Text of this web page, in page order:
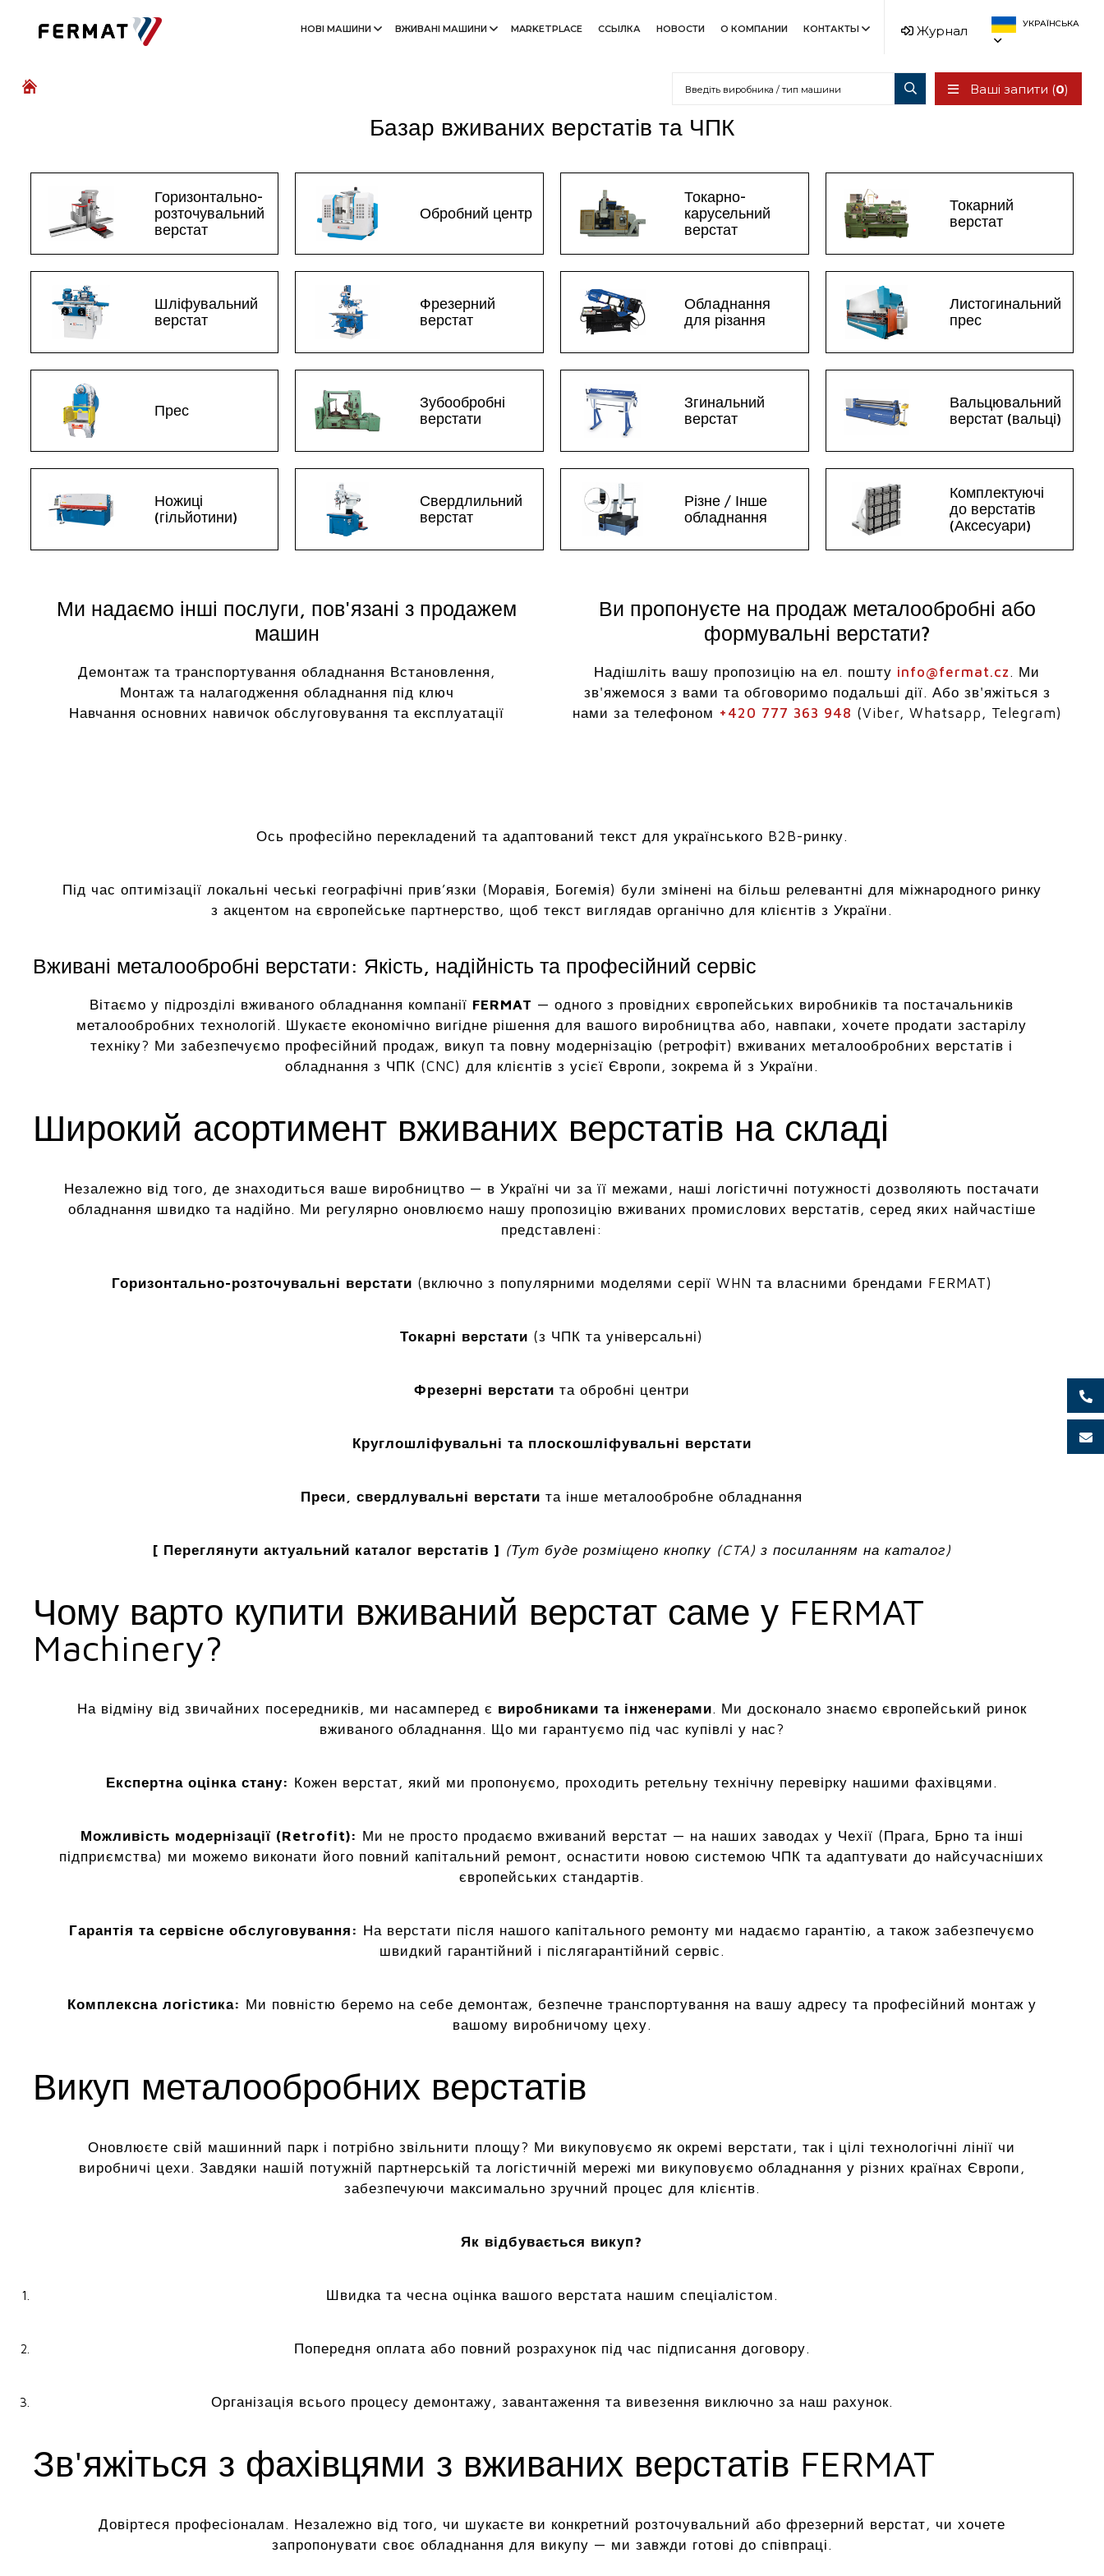
НОВІ МАШИНИ ВЖИВАНІ МАШИНИ MARKETPLACE ССЫЛКА НОВОСТИ О КОМПАНИИ КОНТАКТЫ Журнал УКРАЇНСЬКА
Ваші запити (0)
Базар вживаних верстатів та ЧПК
Горизонтально-
розточувальний
верстат
Обробний центр
Токарно-
карусельний
верстат
Токарний
верстат
Шліфувальний
верстат
Фрезерний
верстат
Обладнання
для різання
Листогинальний
прес
Прес
Зубообробні
верстати
Згинальний
верстат
Вальцювальний
верстат (вальці)
Ножиці
(гільйотини)
Свердлильний
верстат
Різне / Інше
обладнання
Комплектуючі
до верстатів
(Аксесуари)
Ми надаємо інші послуги, пов'язані з продажем
машин
Демонтаж та транспортування обладнання Встановлення,
Монтаж та налагодження обладнання під ключ
Навчання основних навичок обслуговування та експлуатації
Ви пропонуєте на продаж металообробні або
формувальні верстати?
Надішліть вашу пропозицію на ел. пошту info@fermat.cz. Ми
зв'яжемося з вами та обговоримо подальші дії. Або зв'яжіться з
нами за телефоном +420 777 363 948 (Viber, Whatsapp, Telegram)
Ось професійно перекладений та адаптований текст для українського B2B-ринку.
Під час оптимізації локальні чеські географічні прив’язки (Моравія, Богемія) були змінені на більш релевантні для міжнародного ринку
з акцентом на європейське партнерство, щоб текст виглядав органічно для клієнтів з України.
Вживані металообробні верстати: Якість, надійність та професійний сервіс
Вітаємо у підрозділі вживаного обладнання компанії FERMAT — одного з провідних європейських виробників та постачальників
металообробних технологій. Шукаєте економічно вигідне рішення для вашого виробництва або, навпаки, хочете продати застарілу
техніку? Ми забезпечуємо професійний продаж, викуп та повну модернізацію (ретрофіт) вживаних металообробних верстатів і
обладнання з ЧПК (CNC) для клієнтів з усієї Європи, зокрема й з України.
Широкий асортимент вживаних верстатів на складі
Незалежно від того, де знаходиться ваше виробництво — в Україні чи за її межами, наші логістичні потужності дозволяють постачати
обладнання швидко та надійно. Ми регулярно оновлюємо нашу пропозицію вживаних промислових верстатів, серед яких найчастіше
представлені:
Горизонтально-розточувальні верстати (включно з популярними моделями серії WHN та власними брендами FERMAT)
Токарні верстати (з ЧПК та універсальні)
Фрезерні верстати та обробні центри
Круглошліфувальні та плоскошліфувальні верстати
Преси, свердлувальні верстати та інше металообробне обладнання
[ Переглянути актуальний каталог верстатів ] (Тут буде розміщено кнопку (CTA) з посиланням на каталог)
Чому варто купити вживаний верстат саме у FERMAT
Machinery?
На відміну від звичайних посередників, ми насамперед є виробниками та інженерами. Ми досконало знаємо європейський ринок
вживаного обладнання. Що ми гарантуємо під час купівлі у нас?
Експертна оцінка стану: Кожен верстат, який ми пропонуємо, проходить ретельну технічну перевірку нашими фахівцями.
Можливість модернізації (Retrofit): Ми не просто продаємо вживаний верстат — на наших заводах у Чехії (Прага, Брно та інші
підприємства) ми можемо виконати його повний капітальний ремонт, оснастити новою системою ЧПК та адаптувати до найсучасніших
європейських стандартів.
Гарантія та сервісне обслуговування: На верстати після нашого капітального ремонту ми надаємо гарантію, а також забезпечуємо
швидкий гарантійний і післягарантійний сервіс.
Комплексна логістика: Ми повністю беремо на себе демонтаж, безпечне транспортування на вашу адресу та професійний монтаж у
вашому виробничому цеху.
Викуп металообробних верстатів
Оновлюєте свій машинний парк і потрібно звільнити площу? Ми викуповуємо як окремі верстати, так і цілі технологічні лінії чи
виробничі цехи. Завдяки нашій потужній партнерській та логістичній мережі ми викуповуємо обладнання у різних країнах Європи,
забезпечуючи максимально зручний процес для клієнтів.
Як відбувається викуп?
Швидка та чесна оцінка вашого верстата нашим спеціалістом.
Попередня оплата або повний розрахунок під час підписання договору.
Організація всього процесу демонтажу, завантаження та вивезення виключно за наш рахунок.
Зв'яжіться з фахівцями з вживаних верстатів FERMAT
Довіртеся професіоналам. Незалежно від того, чи шукаєте ви конкретний розточувальний або фрезерний верстат, чи хочете
запропонувати своє обладнання для викупу — ми завжди готові до співпраці.